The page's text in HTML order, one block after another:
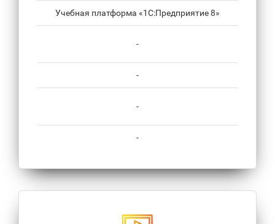
Учебная платформа «1С:Предприятие 8»
-
-
-
-